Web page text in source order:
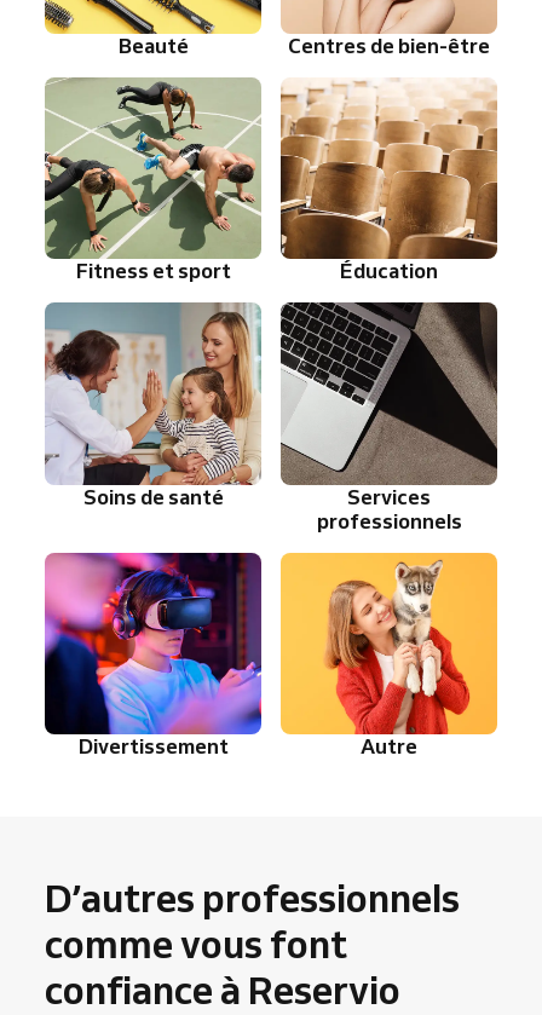
Beauté Centres de bien-être
Fitness et sport Éducation
Soins de santé
Services
professionnels
Divertissement Autre
D’autres professionnels
comme vous font
confiance à Reservio